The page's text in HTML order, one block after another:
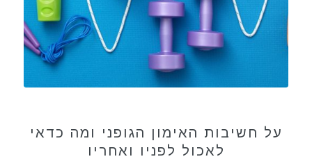
על חשיבות האימון הגופני ומה כדאי
לאכול לפניו ואחריו